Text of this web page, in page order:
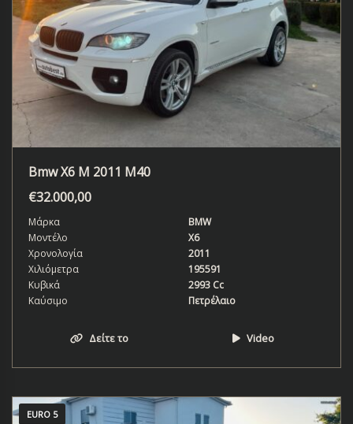
Bmw X6 M 2011 M40
€32.000,00
Μάρκα
BMW
Μοντέλο
X6
Χρονολογία
2011
Χιλιόμετρα
195591
Κυβικά
2993 Cc
Καύσιμο
Πετρέλαιο
Δείτε το Video
EURO 5